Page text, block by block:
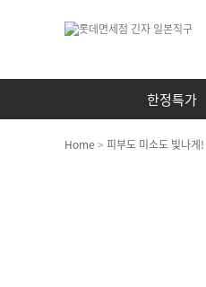
한정특가
Home > 피부도 미소도 빛나게!